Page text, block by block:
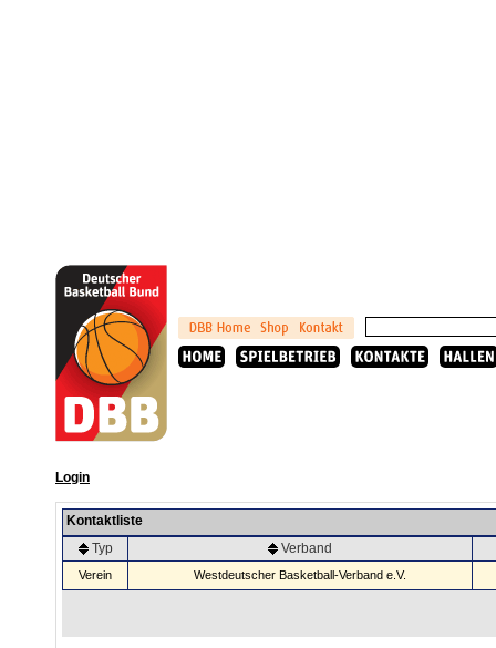
Login
Kontaktliste
Typ
Verband
Verein Westdeutscher Basketball-Verband e.V.